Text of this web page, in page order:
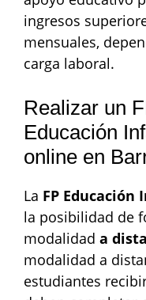
ingresos
mensuales,
carga laboral.
Realizar un
Educación
online en
La FP Educación
la posibilidad de
modalidad a
modalidad a
estudiantes